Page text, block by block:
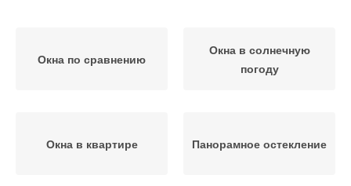
Окна по сравнению
Окна в солнечную
погоду
Окна в квартире Панорамное остекление